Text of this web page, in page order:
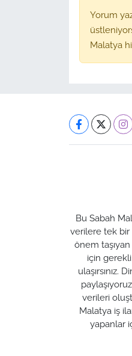
Yorum
Malatya
Bu Sabah
verilere tek bir
önem taşıyan
için
ulaşırsınız.
verileri
Malatya iş
yapanlar